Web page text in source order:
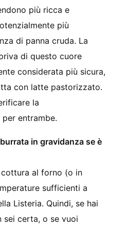
più ricca e
più
di panna cruda. La
di questo cuore
considerata più sicura,
con latte pastorizzato.
la
entrambe.
in gravidanza se è
cottura al forno (o in
sufficienti a
Listeria. Quindi, se hai
sei certa, o se vuoi